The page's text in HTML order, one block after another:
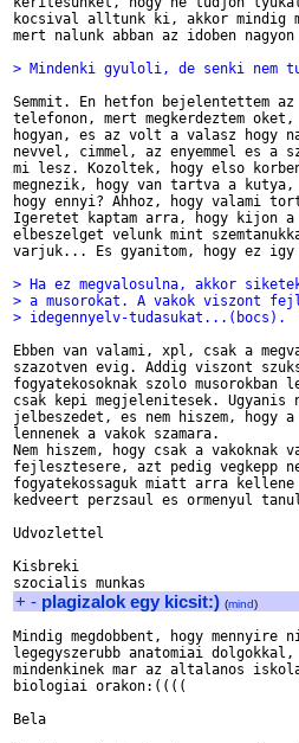
kocsival alltunk ki, akkor mindig
mert nalunk abban az idoben
> Mindenki gyuloli, de senki nem
Semmit. En hetfon bejelentettem
telefonon, mert megkerdeztem
hogyan, es az volt a valasz hogy
nevvel, cimmel, az enyemmel es a
mi lesz. Kozoltek, hogy elso
megnezik, hogy van tartva a
hogy ennyi? Ahhoz, hogy valami
Igeretet kaptam arra, hogy kijon a
elbeszelget velunk mint
varjuk... Es gyanitom, hogy ez igy
> Ha ez megvalosulna, akkor
> a musorokat. A vakok viszont
> idegennyelv-tudasukat...(bocs).
Ebben van valami, xpl, csak a
szazotven evig. Addig viszont
fogyatekosoknak szolo
csak kepi megjelenitesek. Ugyanis
jelbeszedet, es nem hiszem, hogy
lennenek a vakok szamara.
Nem hiszem, hogy csak a vakoknak
fejlesztesere, azt pedig vegkepp
fogyatekossaguk miatt arra
kedveert perzsaul es ormenyul
Udvozlettel
Kisbreki
+ - plagizalok egy kicsit:) (mind)
Mindig megdobbent, hogy mennyire
legegyszerubb anatomiai
mindenkinek mar az altalanos
biologiai orakon:((((
Bela